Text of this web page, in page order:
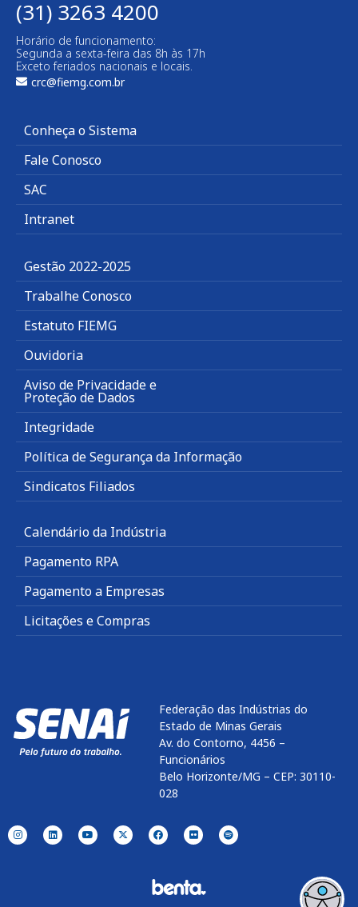
(31) 3263 4200
Horário de funcionamento:
Segunda a sexta-feira das 8h às 17h
Exceto feriados nacionais e locais.
crc@fiemg.com.br
Conheça o Sistema
Fale Conosco
SAC
Intranet
Gestão 2022-2025
Trabalhe Conosco
Estatuto FIEMG
Ouvidoria
Aviso de Privacidade e
Proteção de Dados
Integridade
Política de Segurança da Informação
Sindicatos Filiados
Calendário da Indústria
Pagamento RPA
Pagamento a Empresas
Licitações e Compras
Federação das Indústrias do
Estado de Minas Gerais
Av. do Contorno, 4456 –
Funcionários
Belo Horizonte/MG – CEP: 30110-
028